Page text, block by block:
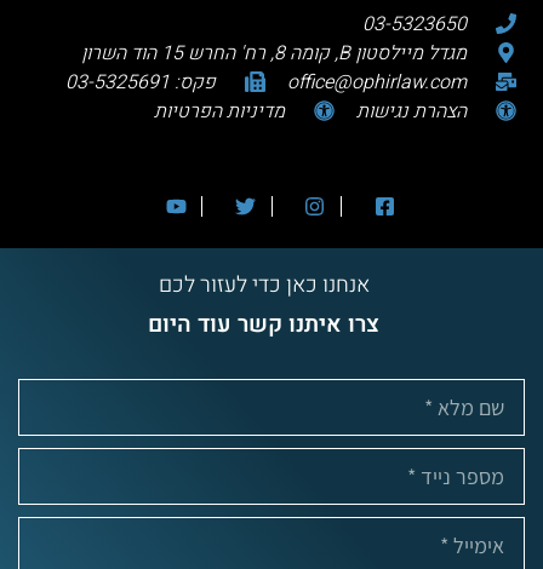
03-5323650
מגדל מיילסטון B, קומה 8, רח' החרש 15 הוד השרון
office@ophirlaw.com
פקס: 03-5325691
הצהרת נגישות
מדיניות הפרטיות
אנחנו כאן כדי לעזור לכם
צרו איתנו קשר עוד היום